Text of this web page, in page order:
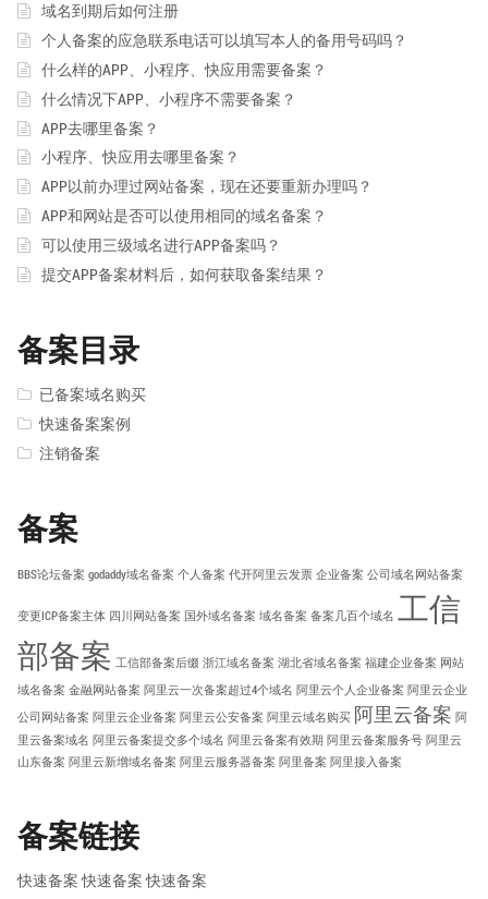
域名到期后如何注册
个人备案的应急联系电话可以填写本人的备用号码吗？
什么样的APP、小程序、快应用需要备案？
什么情况下APP、小程序不需要备案？
APP去哪里备案？
小程序、快应用去哪里备案？
APP以前办理过网站备案，现在还要重新办理吗？
APP和网站是否可以使用相同的域名备案？
可以使用三级域名进行APP备案吗？
提交APP备案材料后，如何获取备案结果？
备案目录
已备案域名购买
快速备案案例
注销备案
备案
BBS论坛备案 godaddy域名备案 个人备案 代开阿里云发票 企业备案 公司域名网站备案
变更ICP备案主体 四川网站备案 国外域名备案 域名备案 备案几百个域名 工信
部备案 工信部备案后缀 浙江域名备案 湖北省域名备案 福建企业备案 网站
域名备案 金融网站备案 阿里云一次备案超过4个域名 阿里云个人企业备案 阿里云企业
公司网站备案 阿里云企业备案 阿里云公安备案 阿里云域名购买 阿里云备案 阿
里云备案域名 阿里云备案提交多个域名 阿里云备案有效期 阿里云备案服务号 阿里云
山东备案 阿里云新增域名备案 阿里云服务器备案 阿里备案 阿里接入备案
备案链接
快速备案 快速备案 快速备案